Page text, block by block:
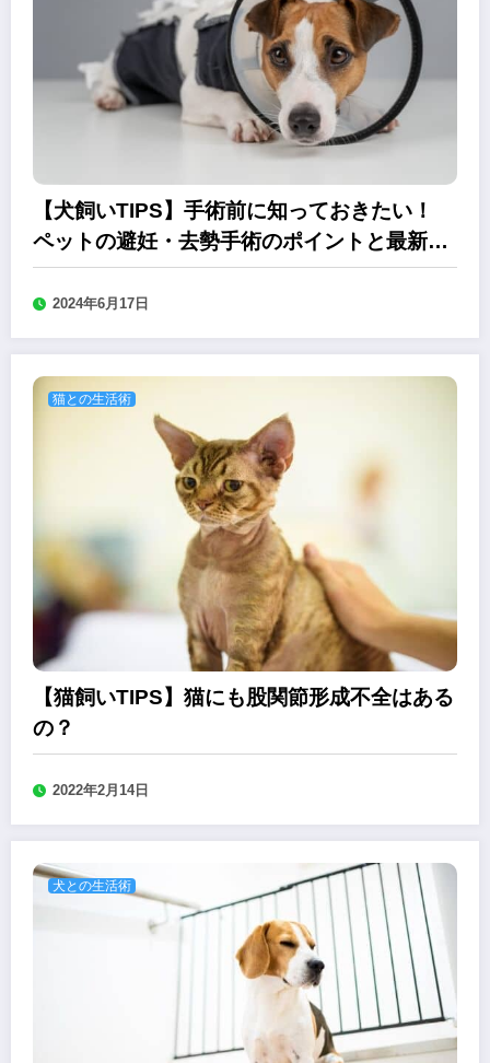
【犬飼いTIPS】手術前に知っておきたい！
ペットの避妊・去勢手術のポイントと最新ガ
イドライン
2024年6月17日
猫との生活術
【猫飼いTIPS】猫にも股関節形成不全はある
の？
2022年2月14日
犬との生活術